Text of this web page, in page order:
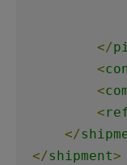
</
<
<
<
</
</shipment>